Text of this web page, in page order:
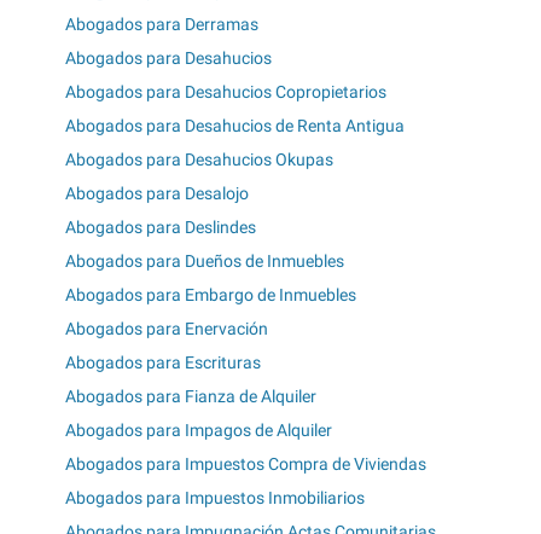
Abogados para Derramas
Abogados para Desahucios
Abogados para Desahucios Copropietarios
Abogados para Desahucios de Renta Antigua
Abogados para Desahucios Okupas
Abogados para Desalojo
Abogados para Deslindes
Abogados para Dueños de Inmuebles
Abogados para Embargo de Inmuebles
Abogados para Enervación
Abogados para Escrituras
Abogados para Fianza de Alquiler
Abogados para Impagos de Alquiler
Abogados para Impuestos Compra de Viviendas
Abogados para Impuestos Inmobiliarios